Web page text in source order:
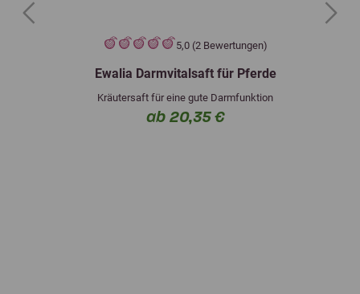
5,0 (2 Bewertungen)
Ewalia Darmvitalsaft für Pferde
Kräutersaft für eine gute Darmfunktion
ab 20,35 €
Previous Next